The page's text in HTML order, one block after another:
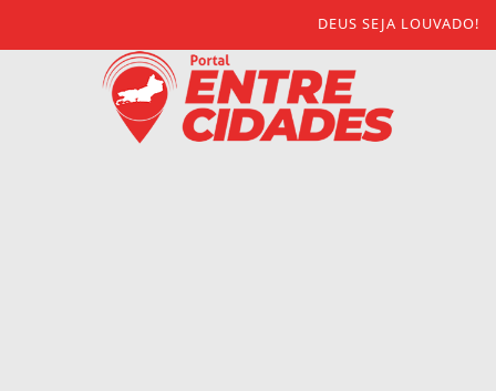
DEUS SEJA LOUVADO!